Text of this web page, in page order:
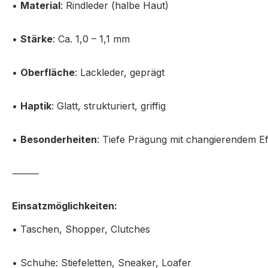
• Material: Rindleder (halbe Haut)
• Stärke: Ca. 1,0 – 1,1 mm
• Oberfläche: Lackleder, geprägt
• Haptik: Glatt, strukturiert, griffig
• Besonderheiten: Tiefe Prägung mit changierendem
⸻
Einsatzmöglichkeiten:
• Taschen, Shopper, Clutches
• Schuhe: Stiefeletten, Sneaker, Loafer